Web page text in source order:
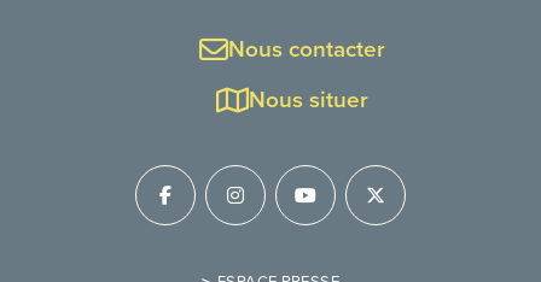
Nous contacter
Nous situer